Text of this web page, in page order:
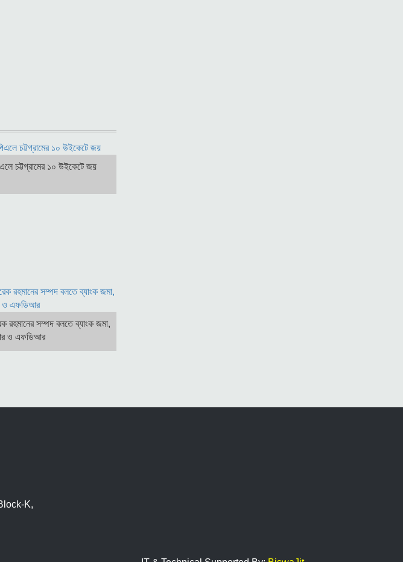
চট্টগ্রামের ১০ উইকেটে জয়
রহমানের সম্পদ বলতে ব্যাংক জমা,
ও এফডিআর
K,